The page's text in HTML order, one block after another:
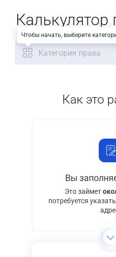
Категория права
Как это
Вы
Это займет
потребуется
Чтобы начать, выберите